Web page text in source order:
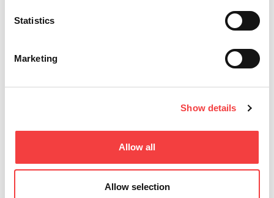
Statistics
Marketing
Show details
Allow all
Allow selection
Keyline S.p.A.